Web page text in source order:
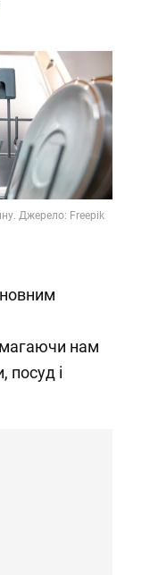
Джерело: Freepik
нам
посуд і